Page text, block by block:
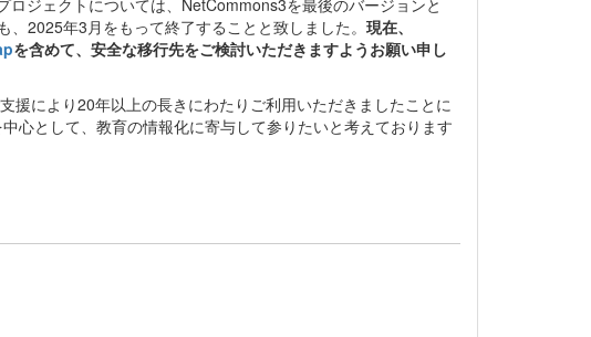
2025年3月をもって終了することと致しました。 現在、
を含めて、安全な移行先をご検討いただきますようお願い申し
により20年以上の長きにわたりご利用いただきましたことに
心として、教育の情報化に寄与して参りたいと考えております